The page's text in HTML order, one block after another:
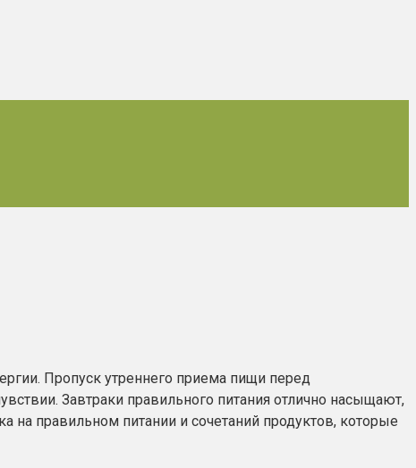
Пропуск утреннего приема пищи перед
Завтраки правильного питания отлично насыщают,
на правильном питании и сочетаний продуктов, которые